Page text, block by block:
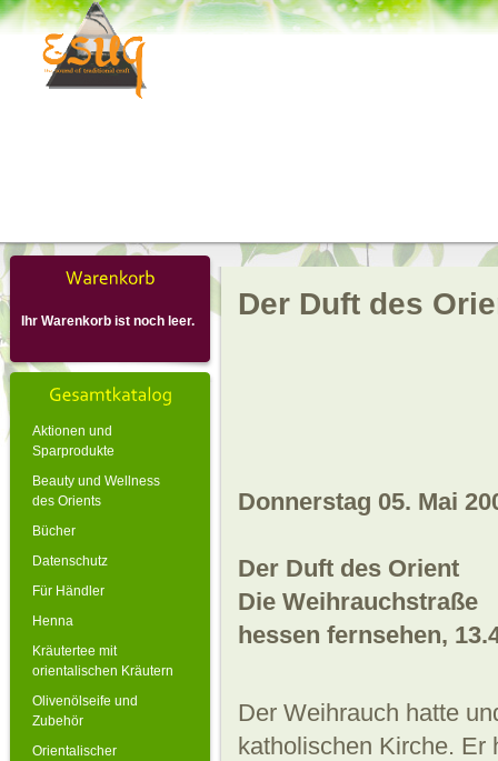
Ihr Warenkorb ist noch leer.
Aktionen und
Sparprodukte
Beauty und Wellness
des Orients
Bücher
Datenschutz
Für Händler
Henna
Kräutertee mit
orientalischen Kräutern
Olivenölseife und
Zubehör
Orientalischer
Der Duft des
Donnerstag 05. Mai
Der Duft des Orient
Die Weihrauchstraße
hessen fernsehen,
Der Weihrauch hatte
katholischen Kirche. Er